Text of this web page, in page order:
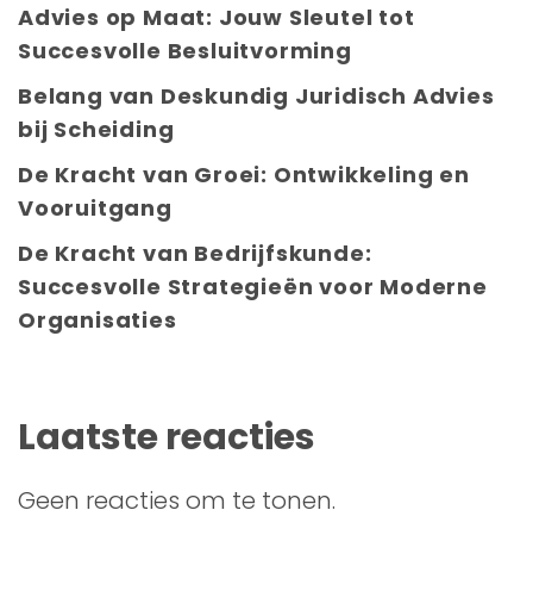
Advies op Maat: Jouw Sleutel tot
Succesvolle Besluitvorming
Belang van Deskundig Juridisch Advies
bij Scheiding
De Kracht van Groei: Ontwikkeling en
Vooruitgang
De Kracht van Bedrijfskunde:
Succesvolle Strategieën voor Moderne
Organisaties
Laatste reacties
Geen reacties om te tonen.